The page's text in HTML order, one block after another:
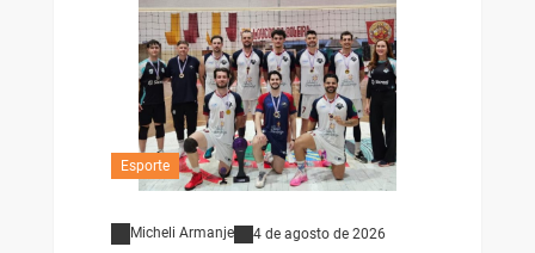
Esporte
Micheli Armanje 4 de agosto de 2026